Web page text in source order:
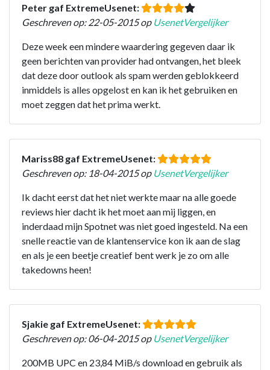
Peter gaf ExtremeUsenet:
Geschreven op: 22-05-2015 op UsenetVergelijker
Deze week een mindere waardering gegeven daar ik
geen berichten van provider had ontvangen, het bleek
dat deze door outlook als spam werden geblokkeerd
inmiddels is alles opgelost en kan ik het gebruiken en
moet zeggen dat het prima werkt.
Mariss88 gaf ExtremeUsenet:
Geschreven op: 18-04-2015 op UsenetVergelijker
Ik dacht eerst dat het niet werkte maar na alle goede
reviews hier dacht ik het moet aan mij liggen, en
inderdaad mijn Spotnet was niet goed ingesteld. Na een
snelle reactie van de klantenservice kon ik aan de slag
en als je een beetje creatief bent werk je zo om alle
takedowns heen!
Sjakie gaf ExtremeUsenet:
Geschreven op: 06-04-2015 op UsenetVergelijker
200MB UPC en 23,84 MiB/s download en gebruik als